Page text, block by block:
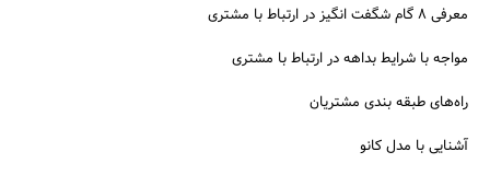
معرفی ۸ گام شگفت انگیز در ارتباط با مشتری
مواجه با شرایط بداهه در ارتباط با مشتری
راه‌های طبقه بندی مشتریان
آشنایی با مدل کانو